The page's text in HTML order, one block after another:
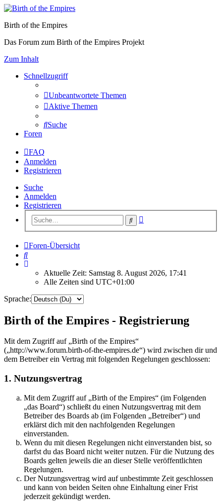
Birth of the Empires
Das Forum zum Birth of the Empires Projekt
Zum Inhalt
Schnellzugriff
Unbeantwortete Themen
Aktive Themen
Suche
Foren
FAQ
Anmelden
Registrieren
Suche
Anmelden
Registrieren
Suche
Foren-Übersicht
Suche
Aktuelle Zeit: Samstag 8. August 2026, 17:41
Alle Zeiten sind UTC+01:00
Sprache:
Birth of the Empires - Registrierung
Mit dem Zugriff auf „Birth of the Empires“
(„http://www.forum.birth-of-the-empires.de“) wird zwischen dir und
dem Betreiber ein Vertrag mit folgenden Regelungen geschlossen:
1. Nutzungsvertrag
Mit dem Zugriff auf „Birth of the Empires“ (im Folgenden
„das Board“) schließt du einen Nutzungsvertrag mit dem
Betreiber des Boards ab (im Folgenden „Betreiber“) und
erklärst dich mit den nachfolgenden Regelungen
einverstanden.
Wenn du mit diesen Regelungen nicht einverstanden bist, so
darfst du das Board nicht weiter nutzen. Für die Nutzung des
Boards gelten jeweils die an dieser Stelle veröffentlichten
Regelungen.
Der Nutzungsvertrag wird auf unbestimmte Zeit geschlossen
und kann von beiden Seiten ohne Einhaltung einer Frist
jederzeit gekündigt werden.